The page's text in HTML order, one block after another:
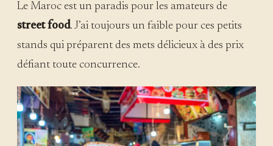
Le Maroc est un paradis pour les amateurs de
street food. J’ai toujours un faible pour ces petits
stands qui préparent des mets délicieux à des prix
défiant toute concurrence.